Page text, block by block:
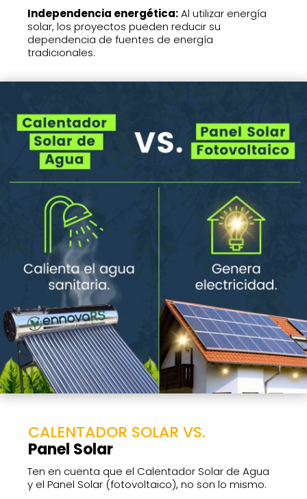
Independencia energética:Al utilizar energía
solar, los proyectos pueden reducir su
dependencia de fuentes de energía
tradicionales.
CALENTADOR SOLAR VS.
Panel Solar
Ten en cuenta que el Calentador Solar de Agua
y el Panel Solar (fotovoltaico), no son lo mismo.